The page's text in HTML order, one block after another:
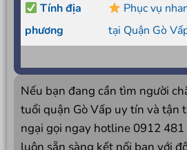
Tính địa
phương
Phục vụ
tại Quận Gò
Nếu bạn đang cần tìm người
tuổi quận Gò Vấp uy tín và tận
ngại gọi ngay hotline 0912